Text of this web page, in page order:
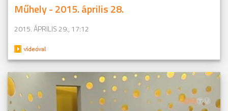
Műhely - 2015. április 28.
2015. ÁPRILIS 29., 17:12